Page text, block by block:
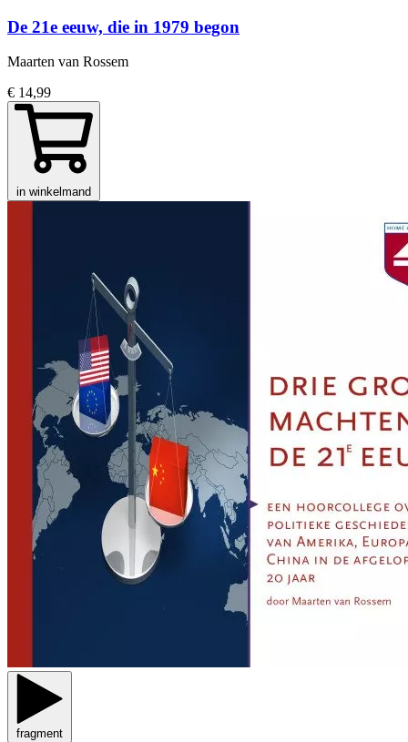
De 21e eeuw, die in 1979 begon
Maarten van Rossem
€ 14,99
in winkelmand
fragment